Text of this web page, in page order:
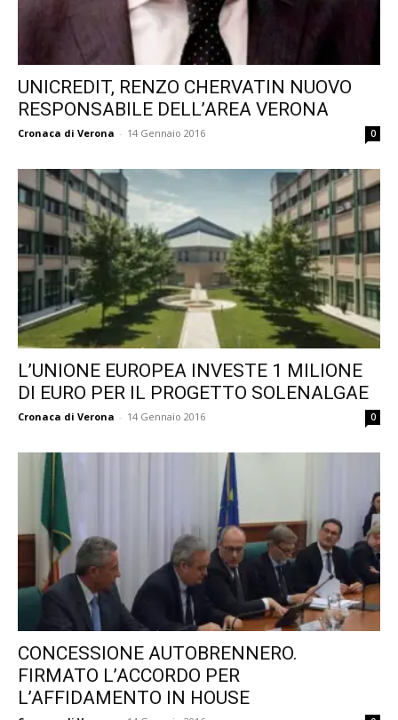
UNICREDIT, RENZO CHERVATIN NUOVO
RESPONSABILE DELL’AREA VERONA
Cronaca di Verona - 14 Gennaio 2016 0
L’UNIONE EUROPEA INVESTE 1 MILIONE
DI EURO PER IL PROGETTO SOLENALGAE
Cronaca di Verona - 14 Gennaio 2016 0
CONCESSIONE AUTOBRENNERO.
FIRMATO L’ACCORDO PER
L’AFFIDAMENTO IN HOUSE